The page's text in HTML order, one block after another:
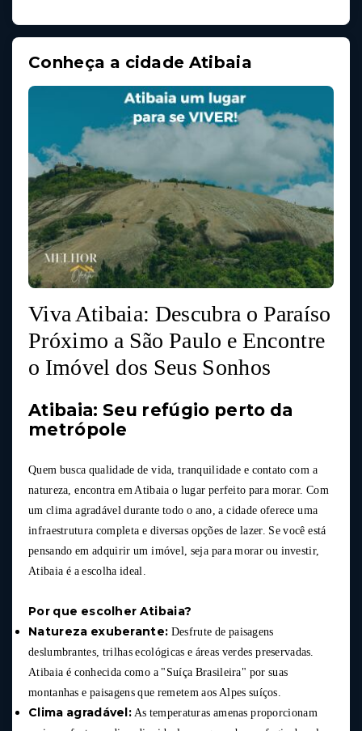
Conheça a cidade Atibaia
Viva Atibaia: Descubra o Paraíso
Próximo a São Paulo e Encontre
o Imóvel dos Seus Sonhos
Atibaia: Seu refúgio perto da
metrópole
Quem busca qualidade de vida, tranquilidade e contato com a
natureza, encontra em Atibaia o lugar perfeito para morar. Com
um clima agradável durante todo o ano, a cidade oferece uma
infraestrutura completa e diversas opções de lazer. Se você está
pensando em adquirir um imóvel, seja para morar ou investir,
Atibaia é a escolha ideal.
Por que escolher Atibaia?
Natureza exuberante: Desfrute de paisagens
deslumbrantes, trilhas ecológicas e áreas verdes preservadas.
Atibaia é conhecida como a "Suíça Brasileira" por suas
montanhas e paisagens que remetem aos Alpes suíços.
Clima agradável: As temperaturas amenas proporcionam